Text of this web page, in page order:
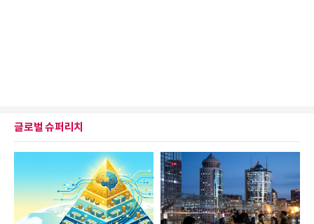
글로벌 슈퍼리치